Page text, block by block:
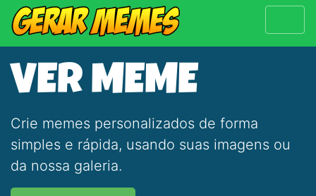
VER MEME
Crie memes personalizados de forma
simples e rápida, usando suas imagens ou
da nossa galeria.